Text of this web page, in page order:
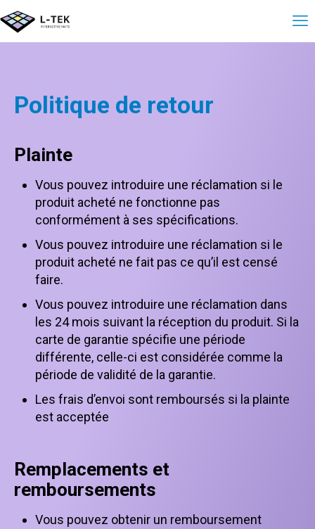
Politique de retour
Plainte
Vous pouvez introduire une réclamation si le
produit acheté ne fonctionne pas
conformément à ses spécifications.
Vous pouvez introduire une réclamation si le
produit acheté ne fait pas ce qu’il est censé
faire.
Vous pouvez introduire une réclamation dans
les 24 mois suivant la réception du produit. Si la
carte de garantie spécifie une période
différente, celle-ci est considérée comme la
période de validité de la garantie.
Les frais d’envoi sont remboursés si la plainte
est acceptée
Remplacements et
remboursements
Vous pouvez obtenir un remboursement